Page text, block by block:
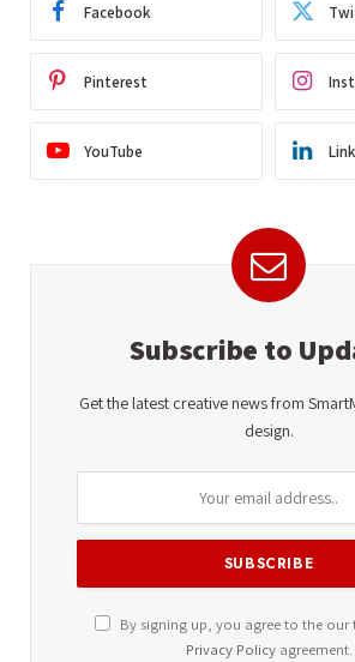
Facebook
Pinterest
YouTube
Subscribe to
Get the latest creative news from
design.
By signing up, you agree to the our
Privacy Policyagreement.